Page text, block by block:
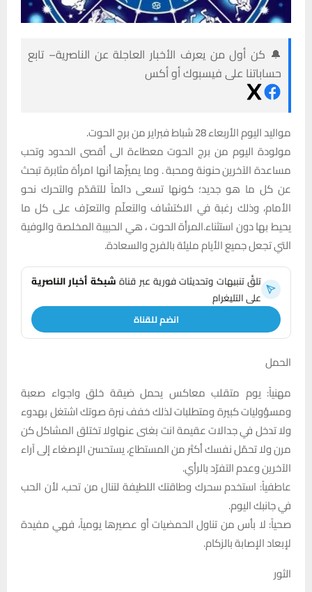
🔔 كن أول من يعرف الأخبار العاجلة عن الناصرية– تابع
حساباتنا على فيسبوك أو أكس
مواليد اليوم الأربعاء 28 شباط فبراير من برج الحوت.
مولودة اليوم من برج الحوت معطاءة الى أقصى الحدود وتحب
مساعدة الآخرين حنونة ومحبة . وما يميزّها أنها امرأة مثابرة تبحث
عن كل ما هو جديد؛ كونها تسعى دائماً للتقدّم والتحرك نحو
الأمام، وذلك رغبة في الاكتشاف والتعلّم والتعرّف على كل ما
يحيط بها دون استثناء.المرأة الحوت ، هي الحبيبة المخلصة والوفية
التي تجعل جميع الأيام مليئة بالفرح والسعادة.
تلقَّ تنبيهات وتحديثات فورية عبر قناةشبكة أخبار الناصرية
على التليغرام
انضم للقناة
الحمل
مهنياً: يوم متقلب معاكس يحمل ضيقة خلق واجواء صعبة
ومسؤوليات كبيرة ومتطلبات لذلك خفف نبرة صوتك اشتغل بهدوء
ولا تدخل في جدالات عقيمة انت بغنى عنهاولا تختلق المشاكل كن
مرن ولا تحمّل نفسك أكثر من المستطاع، يستحسن الإصغاء إلى آراء
الآخرين وعدم التفرّد بالرأي.
عاطفياً: استخدم سحرك وطاقتك اللطيفة لتنال من تحب، لأن الحب
في جانبك اليوم.
صحياً: لا بأس من تناول الحمضيات أو عصيرها يومياً، فهي مفيدة
لإبعاد الإصابة بالزكام.
الثور